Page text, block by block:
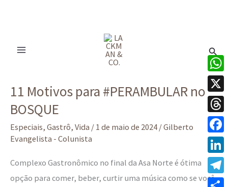
11 Motivos para #PERAMBULAR no
BOSQUE
Especiais, Gastrô, Vida / 1 de maio de 2024 /Gilberto
Evangelista - Colunista
Complexo Gastronômico no final da Asa Norte é ótima
opção para comer, beber, curtir uma música como se você
Motivos
para
#PERAMBULAR
no
X